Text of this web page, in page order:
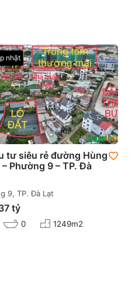
nhật
tư siêu rẻ đường Hùng
Phường 9 – TP. Đà
9, TP. Đà Lạt
tỷ
0 1249m2